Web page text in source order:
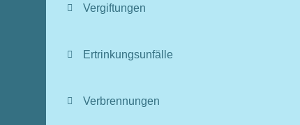
Vergiftungen
Ertrinkungsunfälle
Verbrennungen